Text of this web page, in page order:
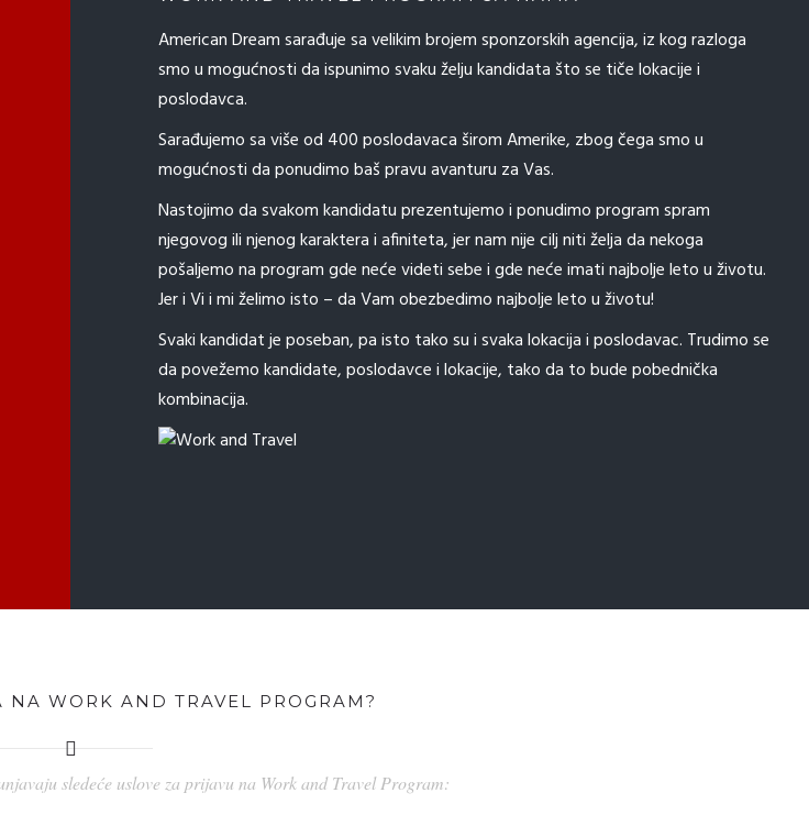
American Dream sarađuje sa velikim brojem sponzorskih agencija, iz kog razloga
smo u mogućnosti da ispunimo svaku želju kandidata što se tiče lokacije i
poslodavca.
Sarađujemo sa više od 400 poslodavaca širom Amerike, zbog čega smo u
mogućnosti da ponudimo baš pravu avanturu za Vas.
Nastojimo da svakom kandidatu prezentujemo i ponudimo program spram
njegovog ili njenog karaktera i afiniteta, jer nam nije cilj niti želja da nekoga
pošaljemo na program gde neće videti sebe i gde neće imati najbolje leto u životu.
Jer i Vi i mi želimo isto – da Vam obezbedimo najbolje leto u životu!
Svaki kandidat je poseban, pa isto tako su i svaka lokacija i poslodavac. Trudimo se
da povežemo kandidate, poslodavce i lokacije, tako da to bude pobednička
kombinacija.
WORK AND TRAVEL PROGRAM?
sledeće uslove za prijavu na Work and Travel Program: